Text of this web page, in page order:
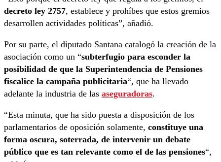
decreto ley 2757, establece y prohíbes que estos gremios
desarrollen actividades políticas”, añadió.
Por su parte, el diputado Santana catalogó la creación de la
asociación como un “subterfugio para esconder la
posibilidad de que la Superintendencia de Pensiones
fiscalice la campaña publicitaria“, que ha llevado
adelante la industria de las aseguradoras.
“Esta minuta, que ha sido puesta a disposición de los
parlamentarios de oposición solamente, constituye una
forma oscura, soterrada, de intervenir un debate
público que es tan relevante como el de las pensiones“,